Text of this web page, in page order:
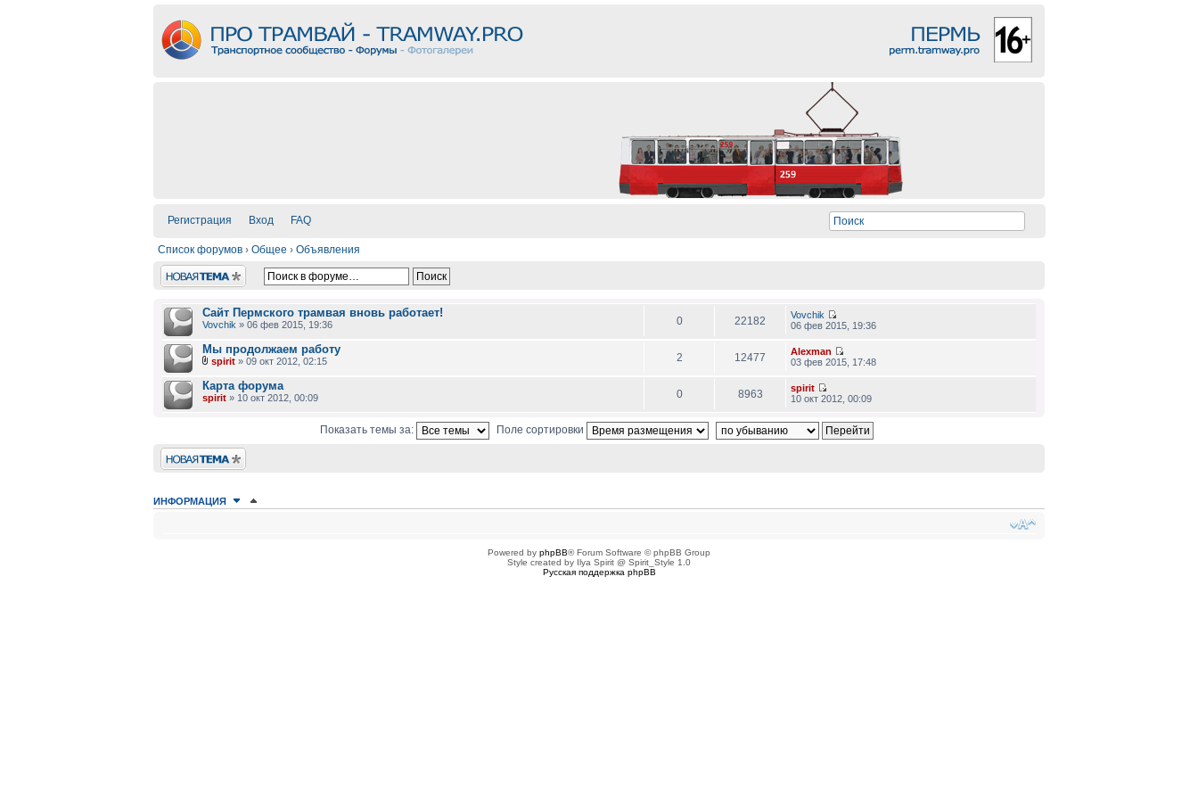
Регистрация Вход FAQ
Список форумов › Общее › Объявления
Новая тема
Сайт Пермского трамвая вновь работает!
Vovchik » 06 фев 2015, 19:36 0 22182
Vovchik
06 фев 2015, 19:36
Мы продолжаем работу
spirit » 09 окт 2012, 02:15 2 12477
Alexman
03 фев 2015, 17:48
Карта форума
spirit » 10 окт 2012, 00:09 0 8963
spirit
10 окт 2012, 00:09
Показать темы за:
Поле сортировки
Новая тема
ИНФОРМАЦИЯ
Сейчас этот форум просматривают: нет зарегистрированных пользователейPowered by phpBB® Forum Software © phpBB Group
Style created by Ilya Spirit @ Spirit_Style 1.0
Русская поддержка phpBB